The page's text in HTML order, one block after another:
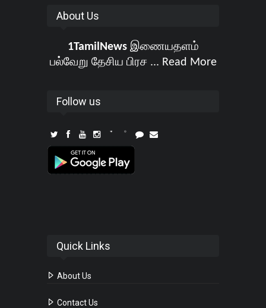
About Us
1TamilNewsஇணையதளம்
பல்வேறு தேசிய பிரச ... Read More
Follow us
Quick Links
About Us
Contact Us